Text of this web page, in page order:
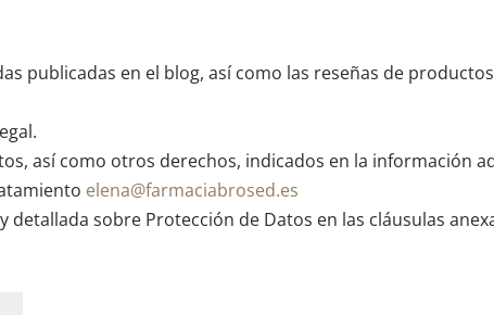
publicadas en el blog, así como las reseñas de
así como otros derechos, indicados en la información
elena@farmaciabrosed.es
sobre Protección de Datos en las cláusulas